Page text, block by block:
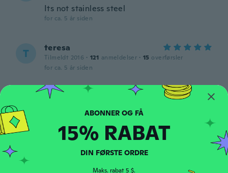
Its not stainless steel
for ca. 5 år siden
T teresa
Tilmeldt 2016 · 121 anmeldelser · 15 overførsler
for ca. 5 år siden
Paula
anmeldelser
M Tilmeldt 2021 · 16 anmeldelser ·
15% RABAT
DIN FØRSTE ORDRE
Maks. rabat 5 $.